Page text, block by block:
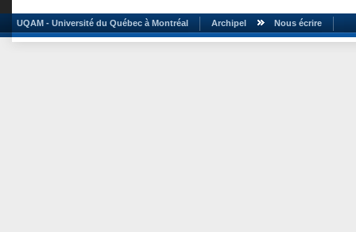
UQAM - Université du Québec à Montréal Archipel Nous écrire